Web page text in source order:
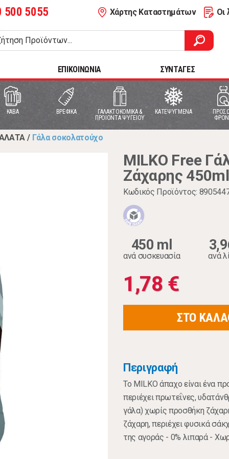
500 5055 Χάρτης Καταστημάτων Οι
ΕΠΙΚΟΙΝΩΝΙΑ ΣΥΝΤΑΓΕΣ
ΚΑΒΑ ΒΡΕΦΙΚΑ
ΓΑΛΑΚΤΟΚΟΜΙΚΑ &
ΠΡΟΙΟΝΤΑ ΨΥΓΕΙΟΥ
ΚΑΤΕΨΥΓΜΕΝΑ
/ Γάλα σοκολατούχο
MILKO Free
Ζάχαρης 450ml
Κωδικός Προϊόντος:
450 ml
ανά συσκευασία ανά
1,78 €
ΣΤΟ
Περιγραφή
Το MILKO άπαχο είναι ένα
περιέχει πρωτεΐνες,
γάλα) χωρίς προσθήκη
ζάχαρη, περιέχει φυσικά
της αγοράς - 0% λιπαρά -